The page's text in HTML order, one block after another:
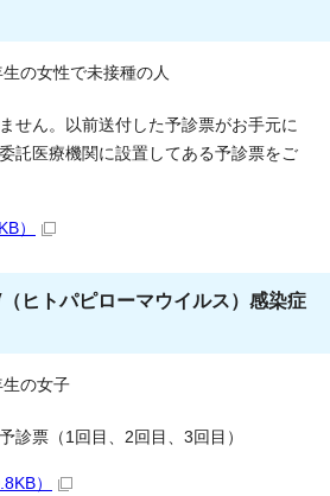
の女性で未接種の人
せん。以前送付した予診票がお手元に
託医療機関に設置してある予診票をご
）
ヒトパピローマウイルス）感染症
の女子
診票（1回目、2回目、3回目）
）